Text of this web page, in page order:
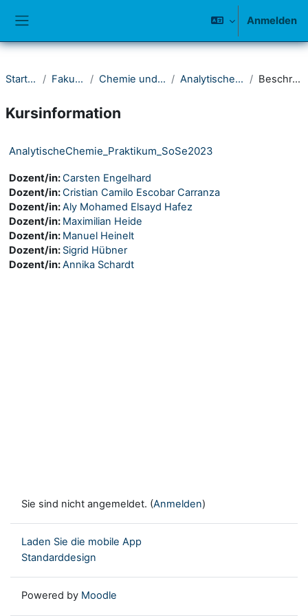
Anmelden
Startseite Fakultät IV Chemie und Biologie Analytische Chemie Beschreibung
Kursinformation
AnalytischeChemie_Praktikum_SoSe2023
Dozent/in:Carsten Engelhard
Dozent/in:Cristian Camilo Escobar Carranza
Dozent/in:Aly Mohamed Elsayd Hafez
Dozent/in: Maximilian Heide
Dozent/in: Manuel Heinelt
Dozent/in: Sigrid Hübner
Dozent/in:Annika Schardt
Sie sind nicht angemeldet. (Anmelden)
Laden Sie die mobile App
Standarddesign
Powered by Moodle